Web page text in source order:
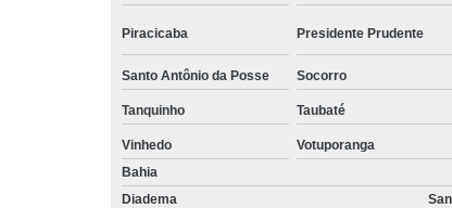
Piracicaba Presidente Prudente
Santo Antônio da Posse Socorro
Tanquinho Taubaté
Vinhedo Votuporanga
Bahia
Diadema